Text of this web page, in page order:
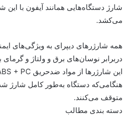
می‌کشد.
همه شارژرهای دیپر‌ای به ویژگی‌های
در‌برابر نوسان‌های برق و ولتاژ و
هنگامی‌که دستگاه به‌طور کامل شارژ
متوقف می‌کنند.
دسته بندی مطالب